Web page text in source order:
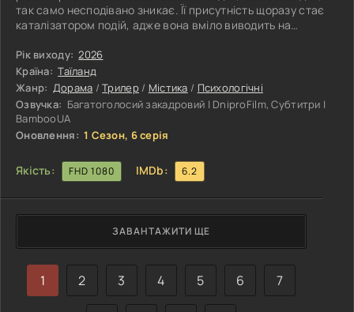
так само несподівано зникає. Її присутність щоразу стає
каталізатором подій, адже вона вміло виводить на
тих, хто її оточує. Учні й викладачі, які на перший погляд
здаються бездоганними, поступово розкривають свої
справжні обличчя, коли опиняються під її невидимим
впливом. Кожна нова історія перетворюється на
своєрідне випробування,
Рік виходу: 2026
Країна: Таїланд
Жанр: Дорама /Трилер/ Містика / Психологічні
Озвучка: Багатоголосий закадровий | DniproFilm, Субтитри |
BambooUA
Оновлення: 1 Сезон, 6 серія
Якість: FHD 1080 IMDb: 6.2
ЗАВАНТАЖИТИ ЩЕ
1 2 3 4 5 6 7